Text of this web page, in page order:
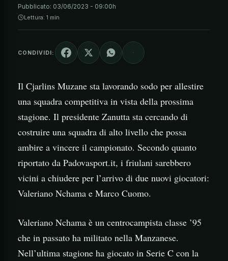
Pubblicato: 03/06/2023 - 09:00h
Lettura: 1 min
CONDIVIDI:
Il Cjarlins Muzane sta lavorando sodo per allestire
una squadra competitiva in vista della prossima
stagione. Il presidente Zanutta sta cercando di
costruire una squadra di alto livello che possa
ambire a vincere il campionato. Secondo quanto
riportato da Padovasport.it, i friulani sarebbero
vicini a chiudere per l’arrivo di due nuovi giocatori:
Valeriano Nchama e Marco Cuomo.
Valeriano Nchama è un centrocampista classe ’95
che in passato ha militato nella Manzanese.
Nell’ultima stagione ha giocato in Serie C con la